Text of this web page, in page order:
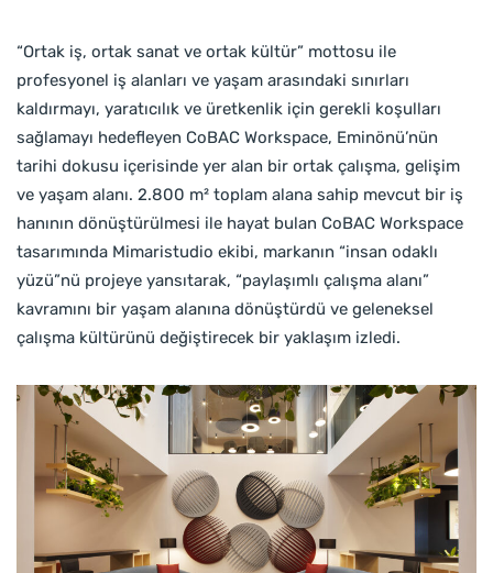
“Ortak iş, ortak sanat ve ortak kültür” mottosu ile
profesyonel iş alanları ve yaşam arasındaki sınırları
kaldırmayı, yaratıcılık ve üretkenlik için gerekli koşulları
sağlamayı hedefleyen CoBAC Workspace, Eminönü’nün
tarihi dokusu içerisinde yer alan bir ortak çalışma, gelişim
ve yaşam alanı. 2.800 m² toplam alana sahip mevcut bir iş
hanının dönüştürülmesi ile hayat bulan CoBAC Workspace
tasarımında Mimaristudio ekibi, markanın “insan odaklı
yüzü”nü projeye yansıtarak, “paylaşımlı çalışma alanı”
kavramını bir yaşam alanına dönüştürdü ve geleneksel
çalışma kültürünü değiştirecek bir yaklaşım izledi.